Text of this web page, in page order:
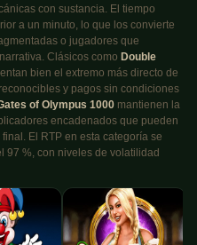
con sustancia. El tiempo
a un minuto, lo que los convierte
o jugadores que
Clásicos como Double
bien el extremo más directo de
y pagos sin condiciones
of Olympus 1000 mantienen la
encadenados que pueden
El RTP en esta categoría se
97 %, con niveles de volatilidad